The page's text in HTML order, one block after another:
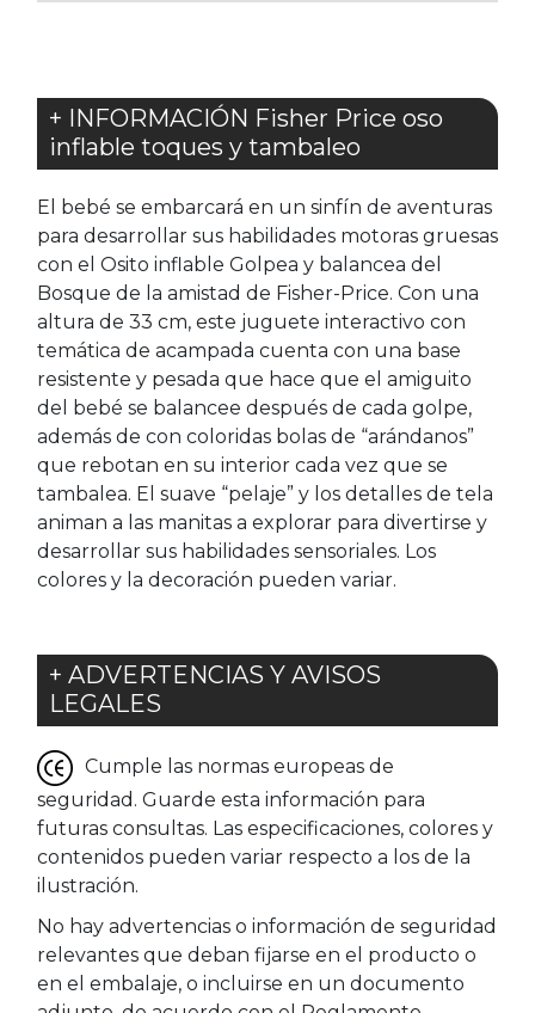
+ INFORMACIÓN Fisher Price oso
inflable toques y tambaleo
El bebé se embarcará en un sinfín de aventuras
para desarrollar sus habilidades motoras gruesas
con el Osito inflable Golpea y balancea del
Bosque de la amistad de Fisher-Price. Con una
altura de 33 cm, este juguete interactivo con
temática de acampada cuenta con una base
resistente y pesada que hace que el amiguito
del bebé se balancee después de cada golpe,
además de con coloridas bolas de “arándanos”
que rebotan en su interior cada vez que se
tambalea. El suave “pelaje” y los detalles de tela
animan a las manitas a explorar para divertirse y
desarrollar sus habilidades sensoriales. Los
colores y la decoración pueden variar.
+ ADVERTENCIAS Y AVISOS
LEGALES
Cumple las normas europeas de
seguridad. Guarde esta información para
futuras consultas. Las especificaciones, colores y
contenidos pueden variar respecto a los de la
ilustración.
No hay advertencias o información de seguridad
relevantes que deban fijarse en el producto o
en el embalaje, o incluirse en un documento